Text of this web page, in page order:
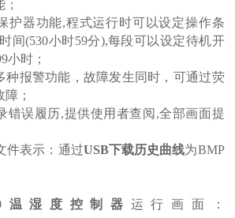
护器功能,程式运行时可以设定操作条
间(530小时59分),每段可以设定待机开
小时；
种报警功能，故障发生同时，可通过荧
；
错误履历,提供使用者查阅 ,全部画面提
件表示：通过USB下载历史曲线为BMP
温湿度控制器 运行画面：